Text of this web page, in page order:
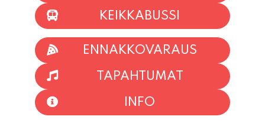
TAPAHTUMAT
INFO
HIIO HOI!